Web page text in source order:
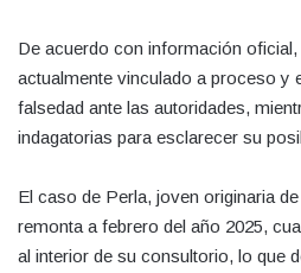
De acuerdo con información
actualmente vinculado a proceso y
falsedad ante las autoridades,
indagatorias para esclarecer su
El caso de Perla, joven originaria
remonta a febrero del año 2025,
al interior de su consultorio, lo que